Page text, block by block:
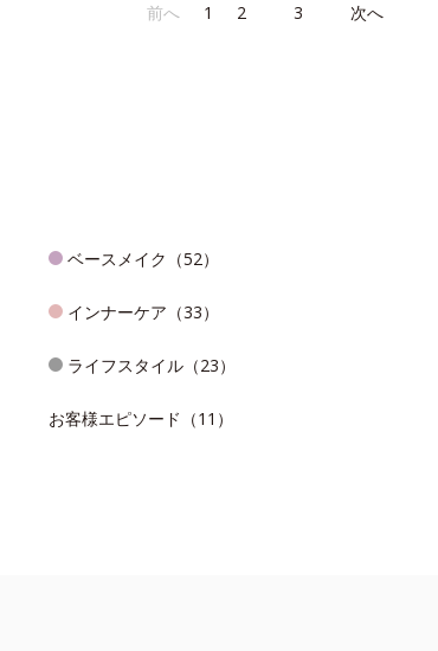
前へ 1 2 3 次へ
ベースメイク（52）
インナーケア（33）
ライフスタイル（23）
お客様エピソード（11）